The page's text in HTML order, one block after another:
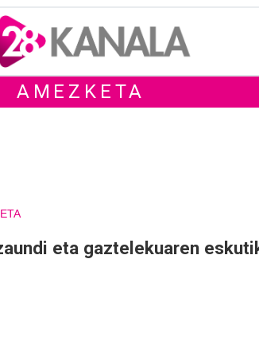
AMEZKETA
eta gaztelekuaren